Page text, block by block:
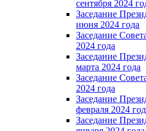
сентября 2024
Заседание
июня 2024 года
Заседание
2024 года
Заседание
марта 2024 года
Заседание
2024 года
Заседание
февраля 2024
Заседание